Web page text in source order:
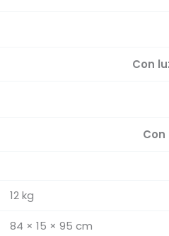
Con
12 kg
84 × 15 × 95 cm